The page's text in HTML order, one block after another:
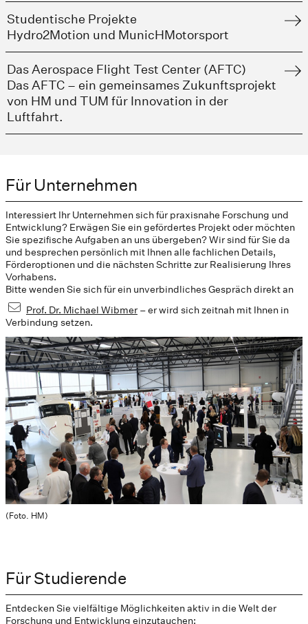
Studentische Projekte
Hydro2Motion und MunicHMotorsport
Das Aerospace Flight Test Center (AFTC)
Das AFTC – ein gemeinsames Zukunftsprojekt
von HM und TUM für Innovation in der
Luftfahrt.
Für Unternehmen
(Foto. HM)
Interessiert Ihr Unternehmen sich für praxisnahe Forschung und
Entwicklung? Erwägen Sie ein gefördertes Projekt oder möchten
Sie spezifische Aufgaben an uns übergeben? Wir sind für Sie da
und besprechen persönlich mit Ihnen alle fachlichen Details,
Förderoptionen und die nächsten Schritte zur Realisierung Ihres
Vorhabens.
Bitte wenden Sie sich für ein unverbindliches Gespräch direkt an
Prof. Dr. Michael Wibmer– er wird sich zeitnah mit Ihnen in
Verbindung setzen.
Für Studierende
Entdecken Sie vielfältige Möglichkeiten aktiv in die Welt der
Forschung und Entwicklung einzutauchen: